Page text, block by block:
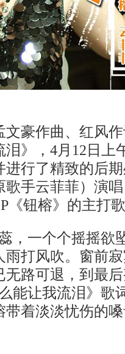
豪作曲、红风作
泪》，4月12日上
进行了精致的后
手云菲菲）演
《钮榕》的主打
一个个摇摇欲
雨打风吹。窗前
无路可退，到最
能让我流泪》歌
着淡淡忧伤的